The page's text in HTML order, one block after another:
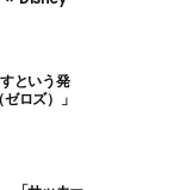
という発
ロズ）」